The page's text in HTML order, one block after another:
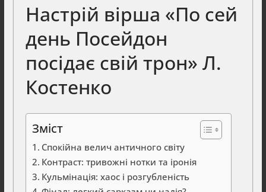
Настрій вірша «По сей
день Посейдон
посідає свій трон» Л.
Костенко
Зміст
Спокійна велич античного світу
Контраст: тривожні нотки та іронія
Кульмінація: хаос і розгубленість